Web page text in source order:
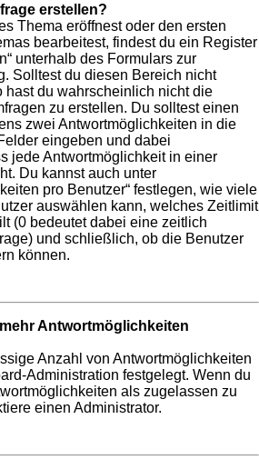
erstellen?
Thema eröffnest oder den ersten
bearbeitest, findest du ein Register
unterhalb des Formulars zur
Solltest du diesen Bereich nicht
hast du wahrscheinlich nicht die
zu erstellen. Du solltest einen
zwei Antwortmöglichkeiten in die
eingeben und dabei
jede Antwortmöglichkeit in einer
Du kannst auch unter
pro Benutzer“ festlegen, wie viele
auswählen kann, welches Zeitlimit
(0 bedeutet dabei eine zeitlich
und schließlich, ob die Benutzer
können.
Antwortmöglichkeiten
Anzahl von Antwortmöglichkeiten
Administration festgelegt. Wenn du
als zugelassen zu
einen Administrator.